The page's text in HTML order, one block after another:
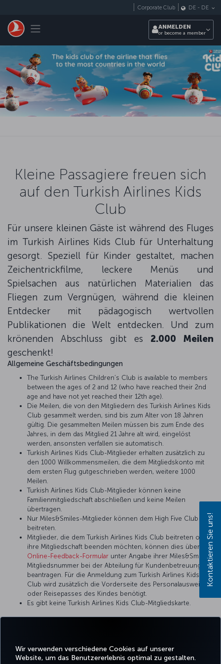
Wir verwenden verschiedene Cookies auf unserer
Website, um das Benutzererlebnis optimal zu gestalten.
Toggle navigation
Corporate Club DE - DE
ANMELDEN
or become a member
Kleine Passagiere freuen sich
auf den Turkish Airlines Kids
Club
Für unsere kleinen Gäste ist während des Fluges
im Turkish Airlines Kids Club für Unterhaltung
gesorgt. Speziell für Kinder gestaltet, machen
Zeichentrickfilme, leckere Menüs und
Spielsachen aus natürlichen Materialien das
Fliegen zum Vergnügen, während die kleinen
Entdecker mit pädagogisch wertvollen
Publikationen die Welt entdecken. Und zum
krönenden Abschluss gibt es 2.000 Meilen
geschenkt!
Allgemeine Geschäftsbedingungen
The Turkish Airlines Children’s Club is available to members
between the ages of 2 and 12 (who have reached their 2nd
age and have not yet reached their 12th age).
Die Meilen, die von den Mitgliedern des Turkish Airlines Kids
Club gesammelt werden, sind bis zum Alter von 18 Jahren
gültig. Die gesammelten Meilen müssen bis zum Ende des
Jahres, in dem das Mitglied 21 Jahre alt wird, eingelöst
werden, ansonsten verfallen sie automatisch.
Turkish Airlines Kids Club-Mitglieder erhalten zusätzlich zu
den 1000 Willkommensmeilen, die dem Mitgliedskonto mit
dem ersten Flug gutgeschrieben werden, weitere 1000
Meilen.
Turkish Airlines Kids Club-Mitglieder können keine
Familienmitgliedschaft abschließen und keine Meilen
übertragen.
Nur Miles&Smiles-Mitglieder können dem High Five Club
beitreten.
Mitglieder, die dem Turkish Airlines Kids Club beitreten oder
ihre Mitgliedschaft beenden möchten, können dies über das
Online-Feedback-Formular unter Angabe ihrer Miles&Smiles-
Mitgliedsnummer bei der Abteilung für Kundenbetreuung
beantragen. Für die Anmeldung zum Turkish Airlines Kids
Club wird zusätzlich die Vorderseite des Personalausweises
oder Reisepasses des Kindes benötigt.
Es gibt keine Turkish Airlines Kids Club-Mitgliedskarte.
Facebook
TwitterInstagram
YouTubeLinkedIn
TikTokBlog
Kontaktieren Sie uns!